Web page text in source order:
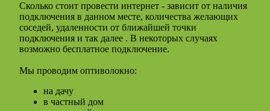
Сколько стоит провести интернет - зависит от наличия
подключения в данном месте, количества желающих
соседей, удаленности от ближайшей точки
подключения и так далее . В некоторых случаях
возможно бесплатное подключение.
Мы проводим оптиволокно:
на дачу
в частный дом